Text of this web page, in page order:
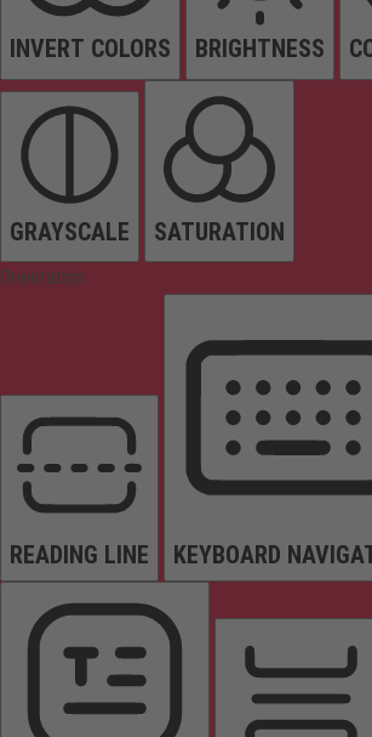
INVERT COLORS BRIGHTNESS
GRAYSCALE SATURATION
Orientation
READING LINE KEYBOARD